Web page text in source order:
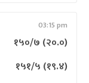
03:15 pm
१५०/७ (२०.०)
१५१/५ (१९.४)